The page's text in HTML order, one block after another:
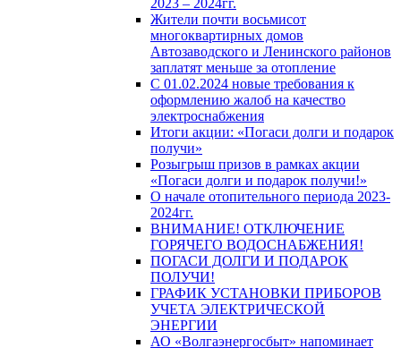
2023 – 2024гг.
Жители почти восьмисот
многоквартирных домов
Автозаводского и Ленинского районов
заплатят меньше за отопление
С 01.02.2024 новые требования к
оформлению жалоб на качество
электроснабжения
Итоги акции: «Погаси долги и подарок
получи»
Розыгрыш призов в рамках акции
«Погаси долги и подарок получи!»
О начале отопительного периода 2023-
2024гг.
ВНИМАНИЕ! ОТКЛЮЧЕНИЕ
ГОРЯЧЕГО ВОДОСНАБЖЕНИЯ!
ПОГАСИ ДОЛГИ И ПОДАРОК
ПОЛУЧИ!
ГРАФИК УСТАНОВКИ ПРИБОРОВ
УЧЕТА ЭЛЕКТРИЧЕСКОЙ
ЭНЕРГИИ
АО «Волгаэнергосбыт» напоминает